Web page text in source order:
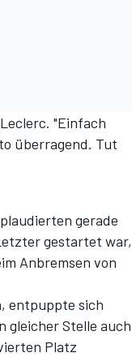
"Einfach
überragend. Tut
gerade
gestartet war,
Anbremsen von
entpuppte sich
gleicher Stelle auch
Platz